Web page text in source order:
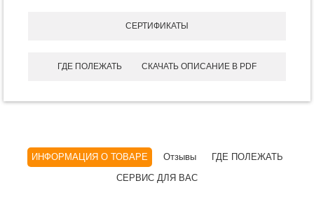
СЕРТИФИКАТЫ
ГДЕ ПОЛЕЖАТЬ СКАЧАТЬ ОПИСАНИЕ В PDF
ИНФОРМАЦИЯ О ТОВАРЕ Отзывы
ГДЕ ПОЛЕЖАТЬ
СЕРВИС ДЛЯ ВАС